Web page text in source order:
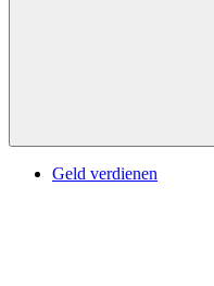
Geld verdienen